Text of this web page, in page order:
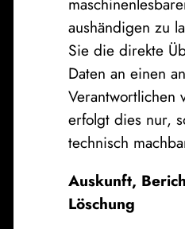
aushändigen zu
Sie die direkte
Daten an einen
Verantwortlichen
erfolgt dies nur,
technisch
Auskunft,
Löschung